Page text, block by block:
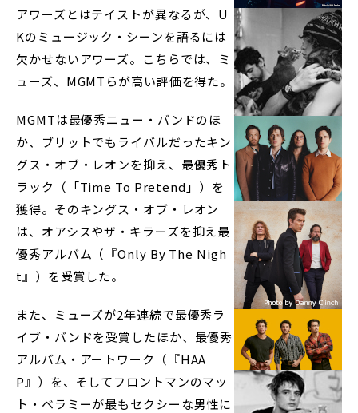
アワーズとはテイストが異なるが、U
Kのミュージック・シーンを語るには
欠かせないアワーズ。こちらでは、ミ
ューズ、MGMTらが高い評価を得た。
MGMTは最優秀ニュー・バンドのほ
か、ブリットでもライバルだったキン
グス・オブ・レオンを抑え、最優秀ト
ラック（「Time To Pretend」）を
獲得。そのキングス・オブ・レオン
は、オアシスやザ・キラーズを抑え最
優秀アルバム（『Only By The Nigh
t』）を受賞した。
また、ミューズが2年連続で最優秀ラ
イブ・バンドを受賞したほか、最優秀
アルバム・アートワーク（『HAA
P』）を、そしてフロントマンのマッ
ト・ベラミーが最もセクシーな男性に